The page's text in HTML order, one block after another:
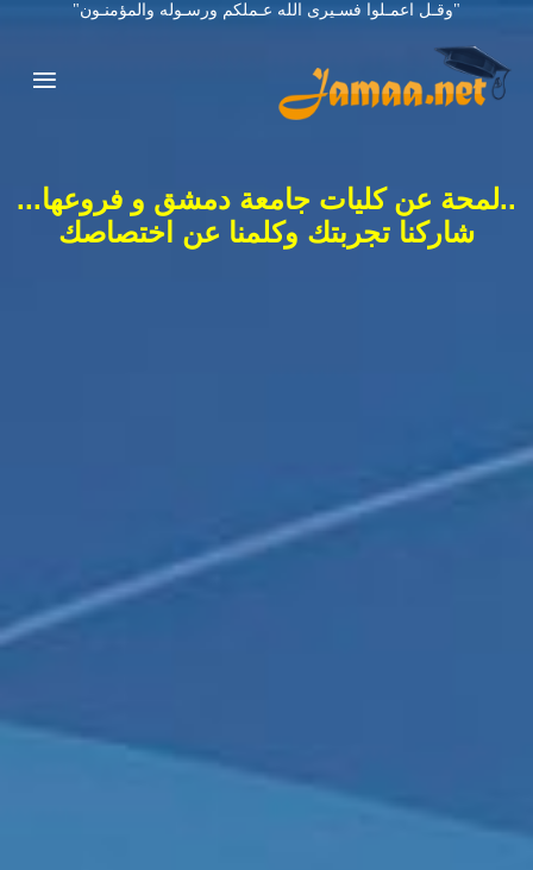
"وقـل اعمـلوا فسـيرى الله عـملكم ورسـوله والمؤمنـون"
..لمحة عن كليات جامعة دمشق و فروعها...
شاركنا تجربتك وكلمنا عن اختصاصك